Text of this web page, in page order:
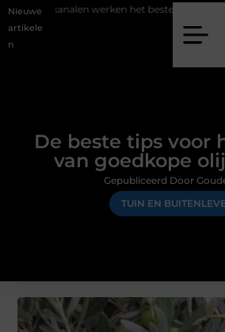
Nieuwe
artikele
n
kanalen werken het beste voor
De beste tips voor
van goedkope
TUIN EN
Gepubliceerd Door